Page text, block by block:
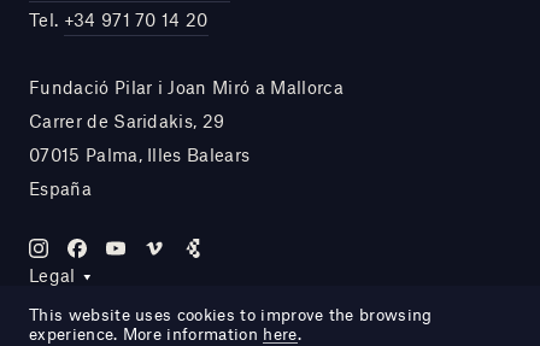
Tel. +34 971 70 14 20
Fundació Pilar i Joan Miró a Mallorca
Carrer de Saridakis, 29
07015 Palma, Illes Balears
España
Legal
This website uses cookies to improve the browsing
experience. More information here.